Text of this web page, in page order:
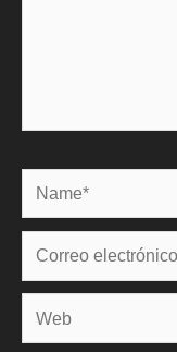
Name*
Correo
electrónico*
Web